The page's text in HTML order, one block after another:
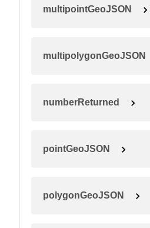
multipointGeoJSON
multipolygonGeoJSON
numberReturned
pointGeoJSON
polygonGeoJSON